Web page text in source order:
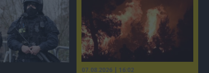
07.08.2026 | 16:02